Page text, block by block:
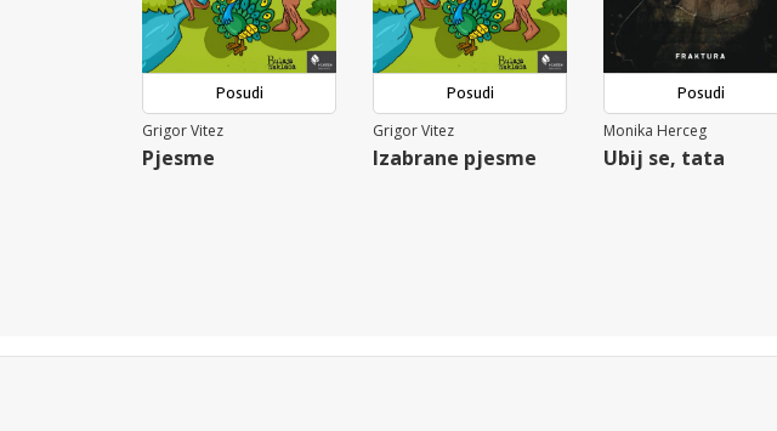
Posudi
Grigor Vitez
Pjesme
Posudi
Grigor Vitez
Izabrane pjesme
Posudi
Monika Herceg
Ubij se, tata